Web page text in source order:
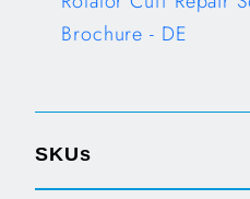
Brochure - DE
SKUs